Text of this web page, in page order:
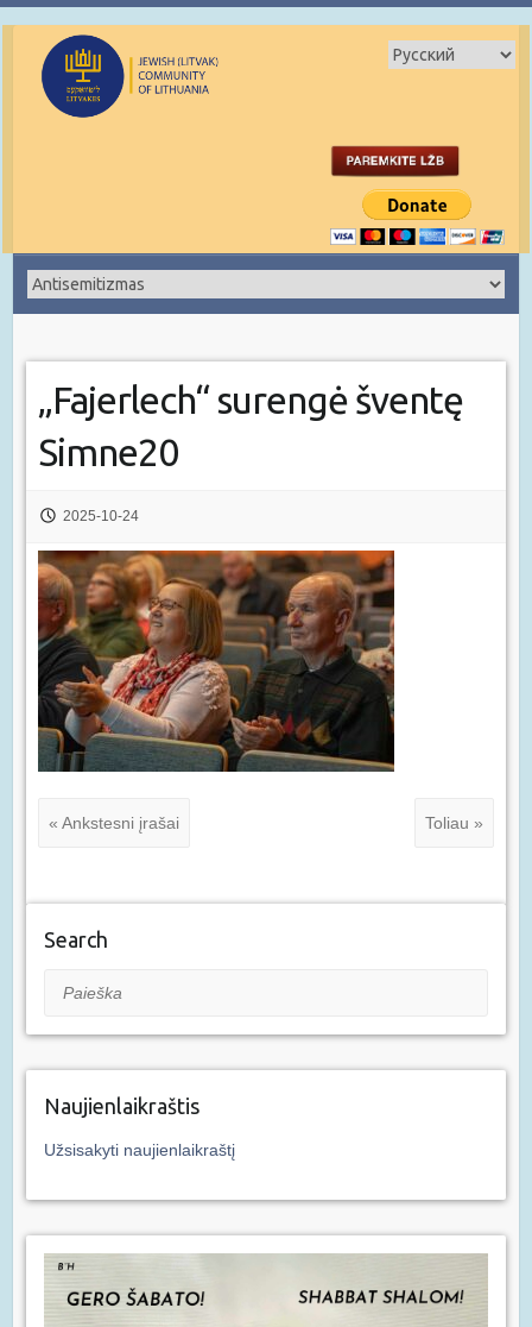
„Fajerlech“ surengė šventę
Simne20
2025-10-24
« Ankstesni įrašai Toliau »
Search
Paieška
Naujienlaikraštis
Užsisakyti naujienlaikraštį